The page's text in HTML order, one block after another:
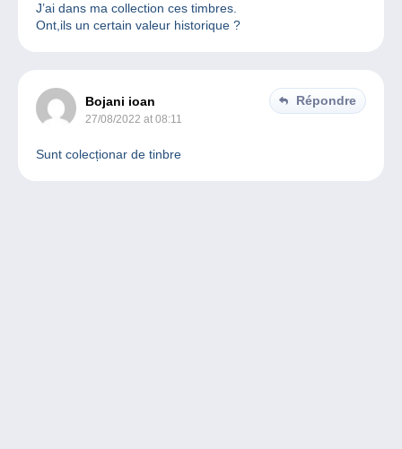
J’ai dans ma collection ces timbres.
Ont,ils un certain valeur historique ?
Bojani ioan
27/08/2022 at 08:11
Répondre
Sunt colecționar de tinbre